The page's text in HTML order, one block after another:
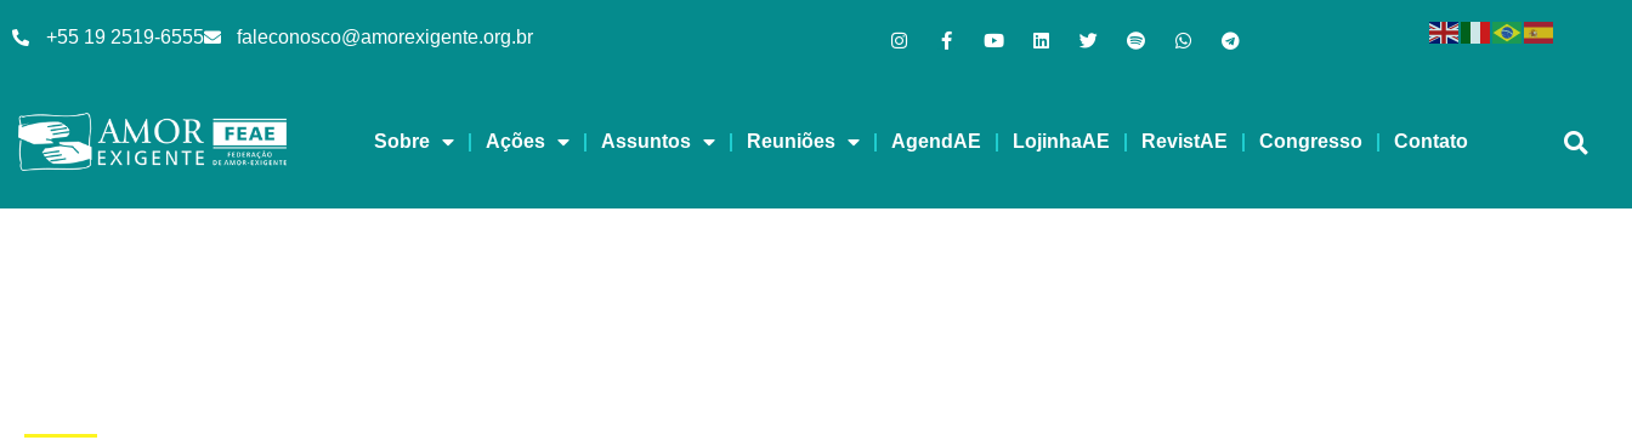
+55 19 2519-6555 faleconosco@amorexigente.org.br
Sobre Ações Assuntos Reuniões AgendAE LojinhaAE RevistAE Congresso Contato